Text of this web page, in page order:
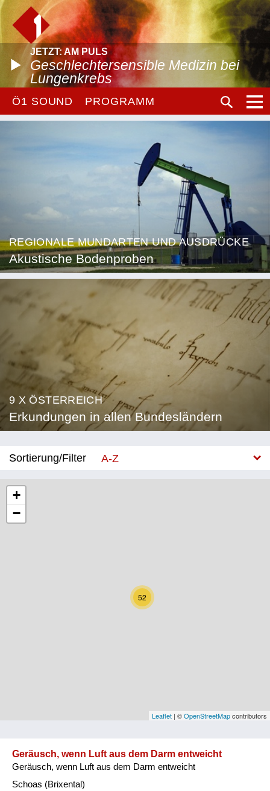
JETZT: AM PULS
Geschlechtersensible Medizin bei
Lungenkrebs
Ö1 SOUND PROGRAMM
REGIONALE MUNDARTEN UND AUSDRÜCKE
Akustische Bodenproben
9 X ÖSTERREICH
Erkundungen in allen Bundesländern
Sortierung/Filter
A-Z
Niederösterreich
Oberösterreich
Vorarlberg
Kategorie
52
+
−
Leaflet | ©OpenStreetMapcontributors
Geräusch, wenn Luft aus dem Darm entweicht
Geräusch, wenn Luft aus dem Darm entweicht
Schoas (Brixental)